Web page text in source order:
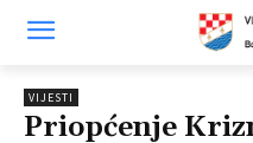
VIJESTI
Priopćenje